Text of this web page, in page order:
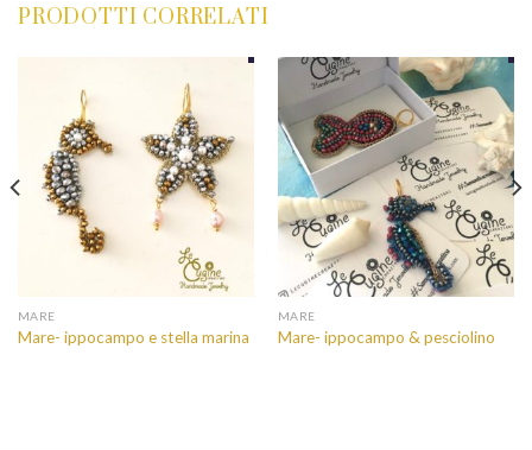
PRODOTTI CORRELATI
MARE
Mare- ippocampo e stella marina
MARE
Mare- ippocampo & pesciolino